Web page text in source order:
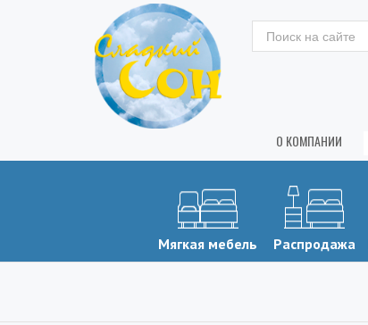
О КОМПАНИИ
Мягкая мебель Распродажа